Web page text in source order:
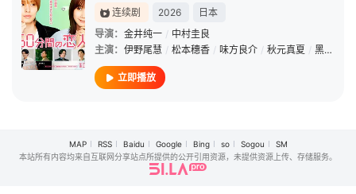
连续剧 2026
日本
导演： 金井纯一 / 中村圭良
主演： 伊野尾慧 / 松本穗香 / 味方良介 / 秋元真夏 / 黑田光辉
立即播放
MAP RSS Baidu Google Bing so Sogou
SM
本站所有内容均来自互联网分享站点所提供的公开引用资源，未提供资源上传、存储服务。